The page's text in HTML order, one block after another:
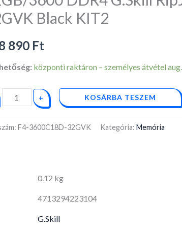
Black KIT2
890 Ft
központi raktáron – személyes átvétel
V
F4-
32GVK
Black
mennyiség + KOSÁRBA TESZEM
F4-3600C18D-32GVK Kategória: Memória
0.12 kg
4713294223104
G.Skill